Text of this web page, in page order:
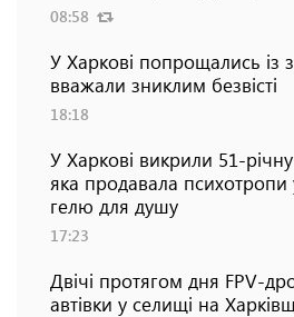
08:58
У Харкові попрощались із
вважали зниклим безвісті
18:18
У Харкові викрили 51-
яка продавала психотропи
гелю для душу
17:23
Двічі протягом дня FPV-
автівки у селищі на